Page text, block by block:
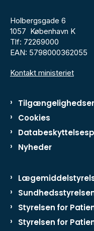
Holbergsgade 6
1057 København K
Tlf: 72269000
EAN: 5798000362055
Kontakt ministeriet
Cookies
Nyheder
Styrelsen for
Styrelsen for